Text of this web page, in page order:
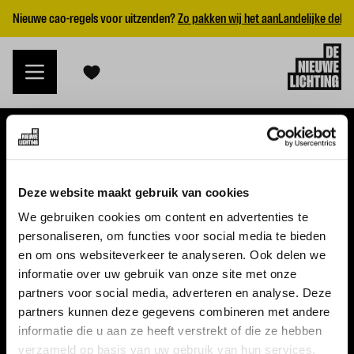
Deze website maakt gebruik van cookies
We gebruiken cookies om content en advertenties te
personaliseren, om functies voor social media te bieden
en om ons websiteverkeer te analyseren. Ook delen we
informatie over uw gebruik van onze site met onze
partners voor social media, adverteren en analyse. Deze
partners kunnen deze gegevens combineren met andere
informatie die u aan ze heeft verstrekt of die ze hebben
verzameld op basis van uw gebruik van hun services.
Nieuwe cao-regels voor uitzenden?Zo pakken wij het aanLandelijke
WERKGEVERS
Nieuwe cao uitzenden 2026
Vraag een offerte aan
VACATURES
Alle vacatures
Topvacatures